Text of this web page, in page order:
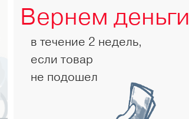
Вернем деньги
в течение 2 недель,
если товар
не подошел